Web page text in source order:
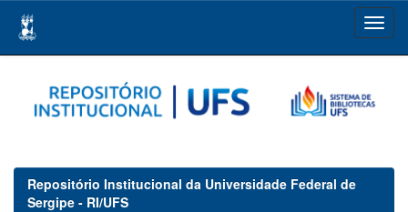
navigation
Repositório Institucional da Universidade Federal de
Sergipe - RI/UFS